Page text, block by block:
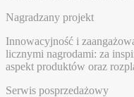
Nagradzany projekt
Innowacyjność i
licznymi nagrodami: za
aspekt produktów oraz
Serwis posprzedażowy